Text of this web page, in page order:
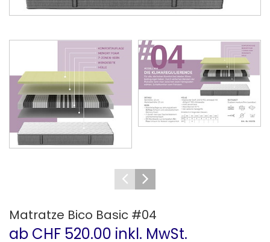
Matratze Bico Basic #04
ab CHF 520.00 inkl. MwSt.